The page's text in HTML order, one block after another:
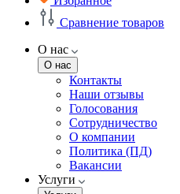
Сравнение товаров
О нас
О нас
Контакты
Наши отзывы
Голосования
Сотрудничество
О компании
Политика (ПД)
Вакансии
Услуги